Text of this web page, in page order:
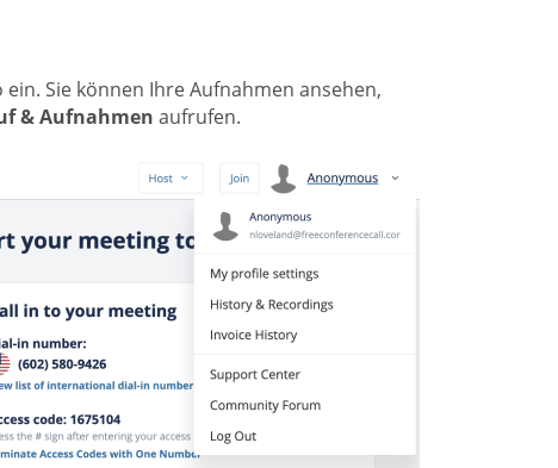
Sie können Ihre Aufnahmen ansehen,
& Aufnahmen aufrufen.